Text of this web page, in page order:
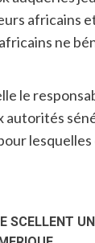
africains
ne
le
SCELLENT